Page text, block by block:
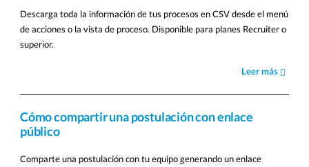
Descarga toda la información de tus procesos en CSV desde el menú
de acciones o la vista de proceso. Disponible para planes Recruiter o
superior.
Leer más
Cómo compartir una postulación con enlace
público
Comparte una postulación con tu equipo generando un enlace